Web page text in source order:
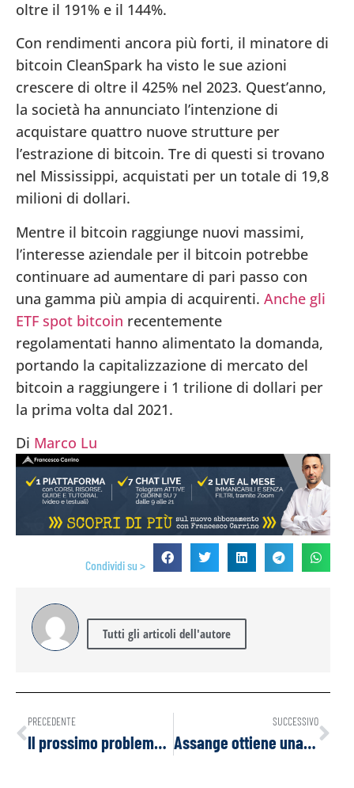
oltre il 191% e il 144%.
Con rendimenti ancora più forti, il minatore di
bitcoin CleanSpark ha visto le sue azioni
crescere di oltre il 425% nel 2023. Quest’anno,
la società ha annunciato l’intenzione di
acquistare quattro nuove strutture per
l’estrazione di bitcoin. Tre di questi si trovano
nel Mississippi, acquistati per un totale di 19,8
milioni di dollari.
Mentre il bitcoin raggiunge nuovi massimi,
l’interesse aziendale per il bitcoin potrebbe
continuare ad aumentare di pari passo con
una gamma più ampia di acquirenti. Anche gli
ETF spot bitcoin recentemente
regolamentati hanno alimentato la domanda,
portando la capitalizzazione di mercato del
bitcoin a raggiungere i 1 trilione di dollari per
la prima volta dal 2021.
Di Marco Lu
Condividi su >
Tutti gli articoli dell'autore
PRECEDENTE
Il prossimo problema globale sarà la mancanza di elettricità
SUCCESSIVO
Assange ottiene una tregua temporanea mentre la Corte cerca “garanzie” sull’estradizione